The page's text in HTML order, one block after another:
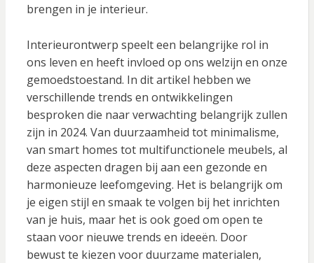
brengen in je interieur.
Interieurontwerp speelt een belangrijke rol in
ons leven en heeft invloed op ons welzijn en onze
gemoedstoestand. In dit artikel hebben we
verschillende trends en ontwikkelingen
besproken die naar verwachting belangrijk zullen
zijn in 2024. Van duurzaamheid tot minimalisme,
van smart homes tot multifunctionele meubels, al
deze aspecten dragen bij aan een gezonde en
harmonieuze leefomgeving. Het is belangrijk om
je eigen stijl en smaak te volgen bij het inrichten
van je huis, maar het is ook goed om open te
staan voor nieuwe trends en ideeën. Door
bewust te kiezen voor duurzame materialen,